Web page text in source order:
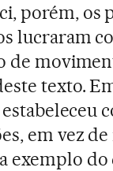
porém, os
lucraram
texto.
em vez
exemplo